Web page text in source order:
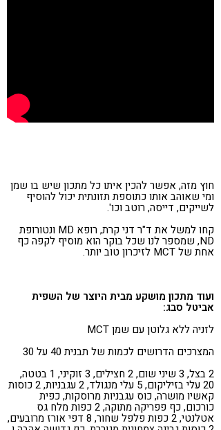
חוץ מזה, אפשר להכין איתו כל מתכון שיש בו שמן
ומי שאוהב אותו כתוספת תזונתית יכול להוסיף
לשייקים, דייסה, רוטב וכו'.
קחו למשל את ד"ר דני קרת, רופא MD ונטורופת
ND, שמספר לנו שכל בוקר הוא מוסיף לקפה כף
אחת של MCT לזיכרון טוב יותר.
ועוד מתכון מושקע מבית היוצר של השפית
אביטל סבג:
לזניה ללא גלוטן עם שמןMCT
המצרכים הדרושים לכמות של תבנית 40 על 30
2בצל, 3 שיני שום, 2 חצילים, 3 זוקיני, 1 בטטה,
20עלי בזיליקום, 5 עלי מנגולד, 2 עגבניות, 2 כוסות
קאשיו מושרה, כוס עגבניות מרוסקות, כפית
כורכום, כף פפריקה מתוקה, 2 כפות מלח גס
אטלנטי, 2 כפות פלפל שחור, 8 דפי אורז מרובעים,